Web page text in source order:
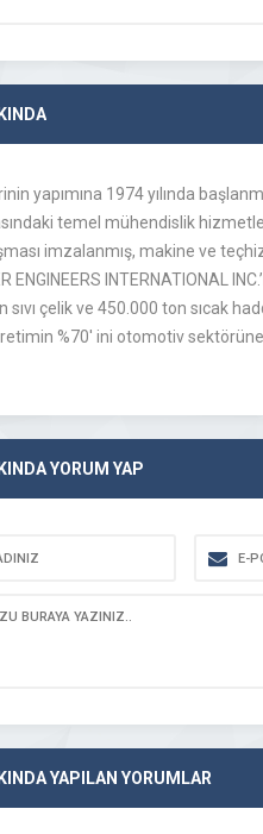
yapımına 1974 yılında
temel mühendislik
imzalanmış, makine ve
ENGINEERS INTERNATIONAL
sıvı çelik ve 450.000 ton sıcak
%70′ ini otomotiv
YORUM YAP
YAPILAN YORUMLAR